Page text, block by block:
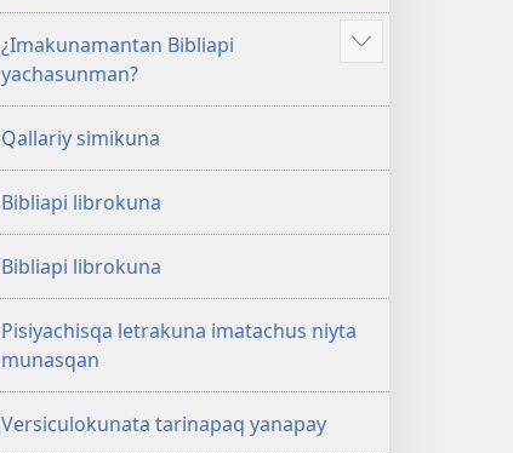
Biblia
¿Imakunamantan Bibliapi
yachasunman?
Mostrar
Qallariy simikuna
Bibliapi librokuna
Bibliapi librokuna
Pisiyachisqa letrakuna imatachus niyta
munasqan
Versiculokunata tarinapaq yanapay